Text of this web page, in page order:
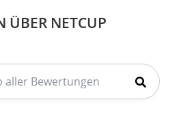
ÜBER NETCUP